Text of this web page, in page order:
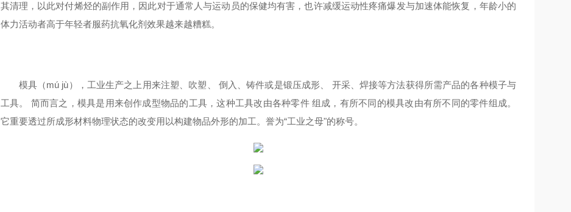
其清理，以此对付烯烃的副作用，因此对于通常人与运动员的保健均有害，也许减缓运动性疼痛爆发与加速体能恢复，年龄小的
体力活动者高于年轻者服药抗氧化剂效果越来越糟糕。
模具（mú jù），工业生产之上用来注塑、吹塑、 倒入、铸件或是锻压成形、 开采、焊接等方法获得所需产品的各种模子与
工具。 简而言之，模具是用来创作成型物品的工具，这种工具改由各种零件 组成，有所不同的模具改由有所不同的零件组成。
它重要透过所成形材料物理状态的改变用以构建物品外形的加工。誉为“工业之母"的称号。